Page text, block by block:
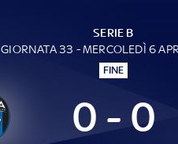
SERIE B
GIORNATA 33 - MERCOLEDÌ 6
FINE
0 - 0